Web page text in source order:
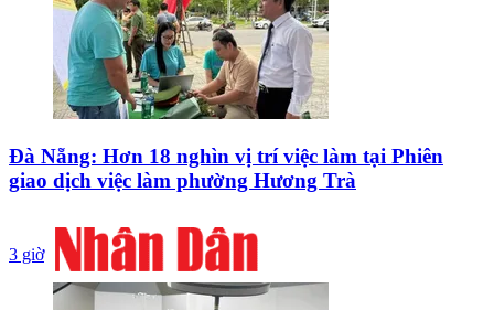
Đà Nẵng: Hơn 18 nghìn vị trí việc làm tại Phiên
giao dịch việc làm phường Hương Trà
3 giờ